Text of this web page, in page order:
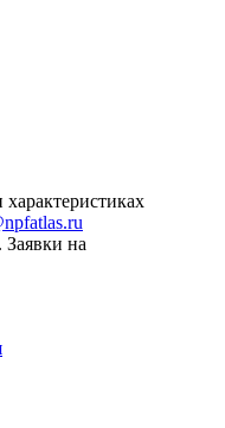
на